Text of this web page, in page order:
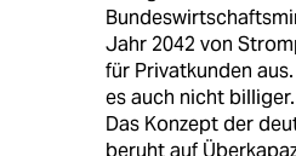
Jahr 2042 von
für Privatkunden
es auch nicht billiger.
Das Konzept der
beruht auf